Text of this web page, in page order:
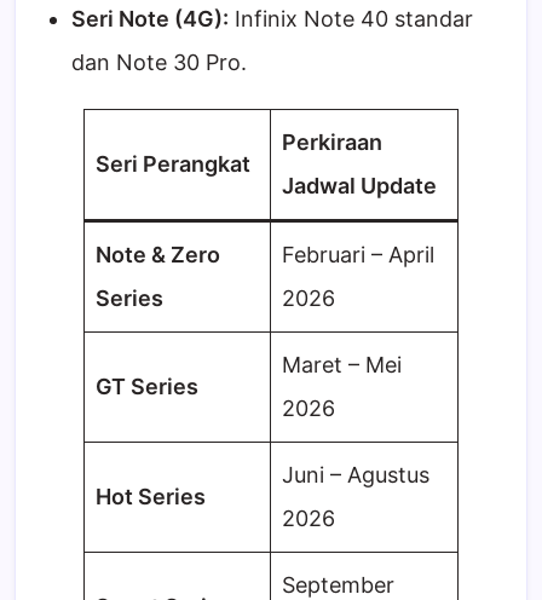
Seri Note (4G): Infinix Note 40 standar
dan Note 30 Pro.
Seri Perangkat
Perkiraan
Jadwal Update
Note & Zero
Series
Februari – April
2026
GT Series
Maret – Mei
2026
Hot Series
Juni – Agustus
2026
September